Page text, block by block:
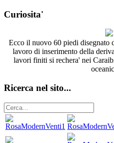
Curiosita'
Ecco il nuovo 60 piedi disegnato
lavoro di inserimento della
lavori finiti si rechera' nei
Ricerca nel sito...